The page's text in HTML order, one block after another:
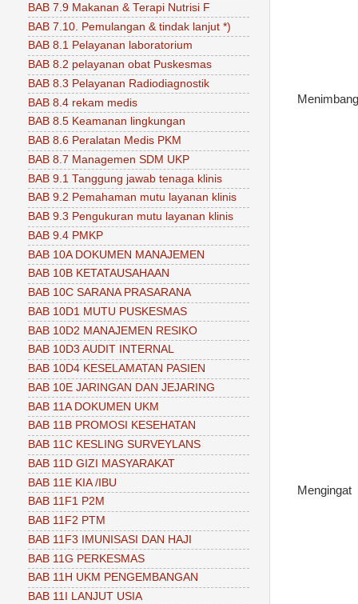
Mengingat
BAB 7.9 Makanan & Terapi Nutrisi F
BAB 7.10. Pemulangan & tindak lanjut *)
BAB 8.1 Pelayanan laboratorium
BAB 8.2 pelayanan obat Puskesmas
BAB 8.3 Pelayanan Radiodiagnostik
BAB 8.4 rekam medis
BAB 8.5 Keamanan lingkungan
BAB 8.6 Peralatan Medis PKM
BAB 8.7 Managemen SDM UKP
BAB 9.1 Tanggung jawab tenaga klinis
BAB 9.2 Pemahaman mutu layanan klinis
BAB 9.3 Pengukuran mutu layanan klinis
BAB 9.4 PMKP
BAB 10A DOKUMEN MANAJEMEN
BAB 10B KETATAUSAHAAN
BAB 10C SARANA PRASARANA
BAB 10D1 MUTU PUSKESMAS
BAB 10D2 MANAJEMEN RESIKO
BAB 10D3 AUDIT INTERNAL
BAB 10D4 KESELAMATAN PASIEN
BAB 10E JARINGAN DAN JEJARING
BAB 11A DOKUMEN UKM
BAB 11B PROMOSI KESEHATAN
BAB 11C KESLING SURVEYLANS
BAB 11D GIZI MASYARAKAT
BAB 11E KIA /IBU
BAB 11F1 P2M
BAB 11F2 PTM
BAB 11F3 IMUNISASI DAN HAJI
BAB 11G PERKESMAS
BAB 11H UKM PENGEMBANGAN
BAB 11I LANJUT USIA